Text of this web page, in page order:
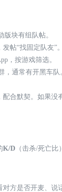
版块有组队帖。
帖“找固定队友”。
，按游戏筛选。
，通常有开黑车队
合默契。如果没
K/D （击杀/死亡比
方是否开麦、说